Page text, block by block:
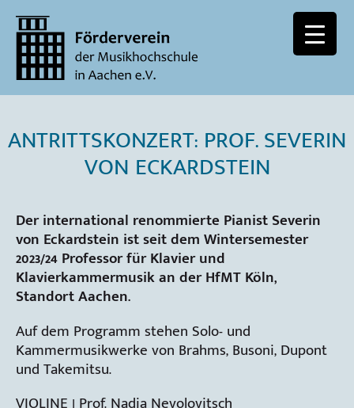
ANTRITTSKONZERT: PROF. SEVERIN
VON ECKARDSTEIN
Der international renommierte Pianist Severin
von Eckardstein ist seit dem Wintersemester
2023/24 Professor für Klavier und
Klavierkammermusik an der HfMT Köln,
Standort Aachen.
Auf dem Programm stehen Solo- und
Kammermusikwerke von Brahms, Busoni, Dupont
und Takemitsu.